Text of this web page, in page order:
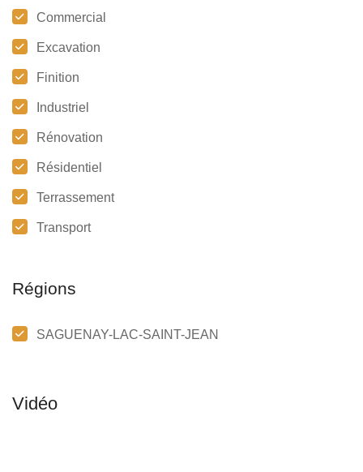
Commercial
Excavation
Finition
Industriel
Rénovation
Résidentiel
Terrassement
Transport
Régions
SAGUENAY-LAC-SAINT-JEAN